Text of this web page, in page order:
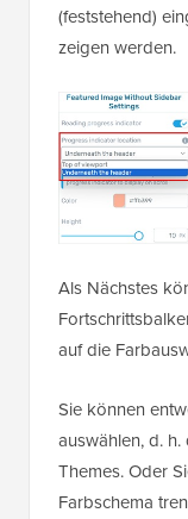
(feststehend)
zeigen werden.
Als Nächstes
auf die
Sie können
auswählen, d.
Themes. Oder
Farbschema